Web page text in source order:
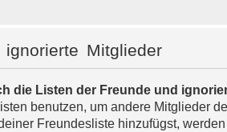
Mitglieder
die Listen der Freunde und
benutzen, um andere Mitglieder
Freundesliste hinzufügst,